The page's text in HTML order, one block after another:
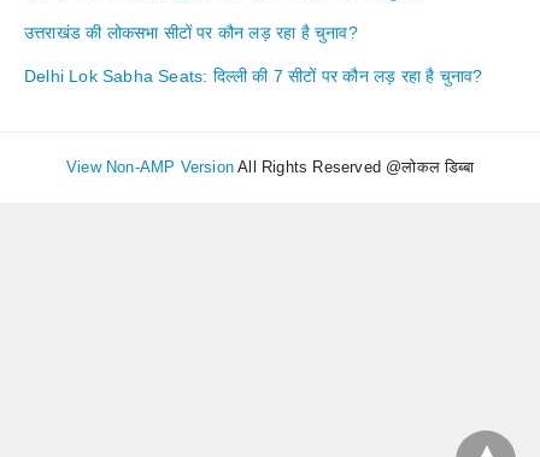
उत्तराखंड की लोकसभा सीटों पर कौन लड़ रहा है चुनाव?
Delhi Lok Sabha Seats: दिल्ली की 7 सीटों पर कौन लड़ रहा है चुनाव?
View Non-AMP Version All Rights Reserved @लोकल डिब्बा